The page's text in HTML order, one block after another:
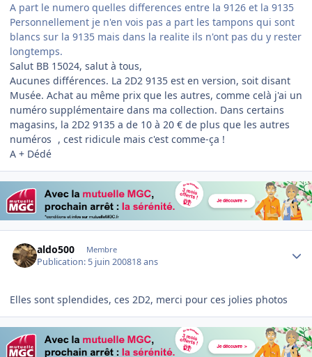
A part le numero quelles differences entre la 9126 et la 9135
Personnellement je n'en vois pas a part les tampons qui sont
blancs sur la 9135 mais dans la realite ils n'ont pas du y rester
longtemps.
Salut BB 15024, salut à tous,
Aucunes différences. La 2D2 9135 est en version, soit disant
Musée. Achat au même prix que les autres, comme celà j'ai un
numéro supplémentaire dans ma collection. Dans certains
magasins, la 2D2 9135 a de 10 à 20 € de plus que les autres
numéros , cest ridicule mais c'est comme-ça !
A + Dédé
aldo500 Membre
Publication: 5 juin 200818 ans
Elles sont splendides, ces 2D2, merci pour ces jolies photos